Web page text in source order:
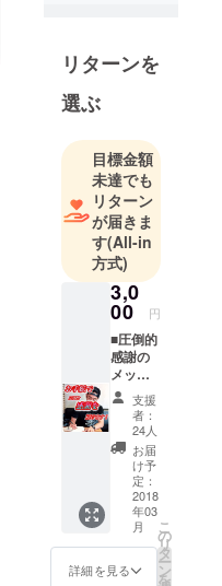
車の運転士
した。
カクテルパ
フォーマン
スショーを
三重県中心
に全国各
地、海外で
も行ってい
"世界大会で
る！"ことを
目指して
日々奮闘
宜しくお願
いします！
リターンを
選ぶ
目標金額
未達でも
リターン
が届きま
す(All-in
方式)
3,0
00 円
■圧倒的
感謝の
メッ
セージ
を「手
書き」
で送ら
せて頂
きま
す！ ■
世界大
会前に
僕の発
表する
支援
者：
24人
お届
け予
定：
2018
年03
月
詳細を見る
こ
の
リ
タ
ー
ン
を